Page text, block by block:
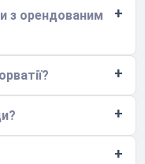
з орендованим